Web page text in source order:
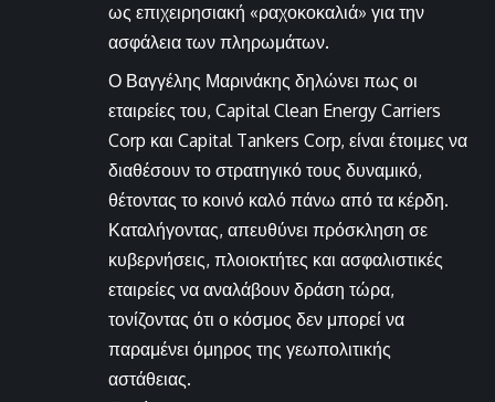
ως επιχειρησιακή «ραχοκοκαλιά» για την
ασφάλεια των πληρωμάτων.
Ο Βαγγέλης Μαρινάκης δηλώνει πως οι
εταιρείες του, Capital Clean Energy Carriers
Corp και Capital Tankers Corp, είναι έτοιμες να
διαθέσουν το στρατηγικό τους δυναμικό,
θέτοντας το κοινό καλό πάνω από τα κέρδη.
Καταλήγοντας, απευθύνει πρόσκληση σε
κυβερνήσεις, πλοιοκτήτες και ασφαλιστικές
εταιρείες να αναλάβουν δράση τώρα,
τονίζοντας ότι ο κόσμος δεν μπορεί να
παραμένει όμηρος της γεωπολιτικής
αστάθειας.